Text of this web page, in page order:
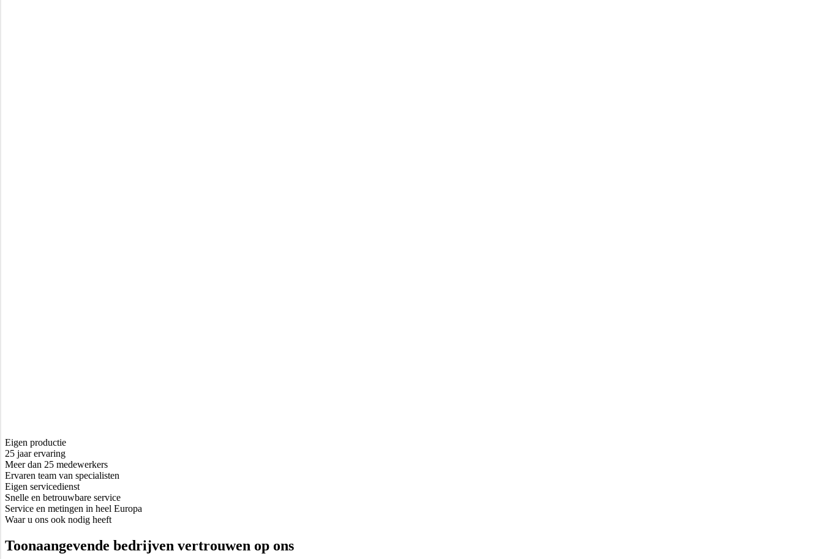
Eigen productie
25 jaar ervaring
Meer dan 25 medewerkers
Ervaren team van specialisten
Eigen servicedienst
Snelle en betrouwbare service
Service en metingen in heel Europa
Waar u ons ook nodig heeft
Toonaangevende bedrijven vertrouwen op ons